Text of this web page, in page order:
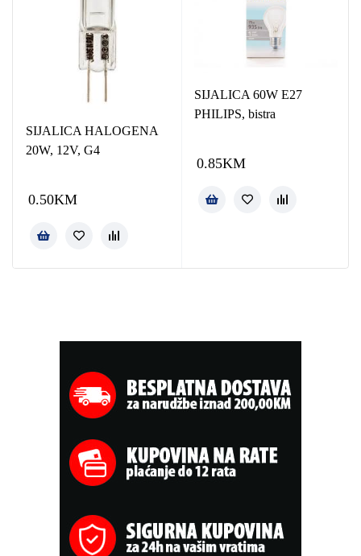
SIJALICA HALOGENA
20W, 12V, G4
0.50KM
SIJALICA 60W E27
PHILIPS, bistra
0.85KM